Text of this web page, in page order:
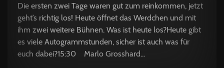
Die ersten zwei Tage waren gut zum reinkommen, jetzt
geht’s richtig los! Heute öffnet das Werdchen und mit
ihm zwei weitere Bühnen. Was ist heute los?Heute gibt
es viele Autogrammstunden, sicher ist auch was für
euch dabei?15:30 Marlo Grosshard...